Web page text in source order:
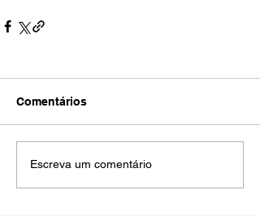
Comentários
Escreva um comentário